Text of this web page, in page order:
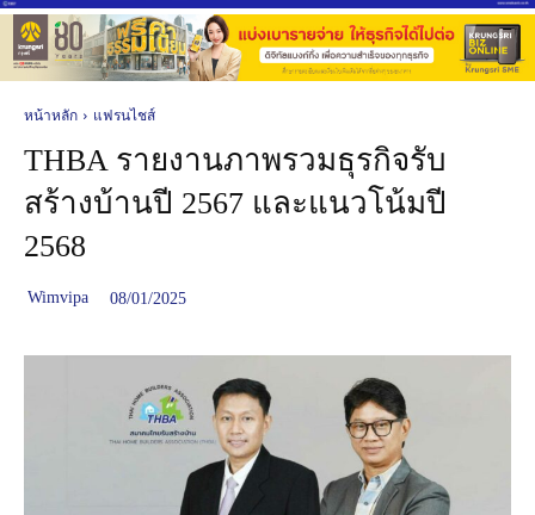
หน้าหลัก แฟรนไชส์
THBA รายงานภาพรวมธุรกิจรับ
สร้างบ้านปี 2567 และแนวโน้มปี
2568
Wimvipa 08/01/2025